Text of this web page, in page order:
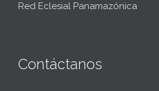
Red Eclesial Panamazónica
Contáctanos